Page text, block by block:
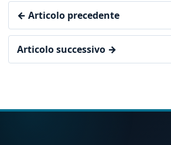
← Articolo precedente
Articolo successivo →